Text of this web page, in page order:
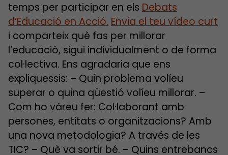
temps per participar en els Debats
d’Educació en Acció. Envia el teu vídeo curt
i comparteix què fas per millorar
l’educació, sigui individualment o de forma
col·lectiva. Ens agradaria que ens
expliquessis: – Quin problema volíeu
superar o quina qüestió volíeu millorar. –
Com ho vàreu fer: Col·laborant amb
persones, entitats o organitzacions? Amb
una nova metodologia? A través de les
TIC? – Què va sortir bé. – Quins entrebancs